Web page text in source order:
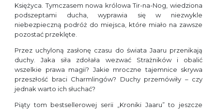
Księżyca. Tymczasem nowa królowa Tir-na-Nog, wiedziona
podszeptami ducha, wyprawia się w niezwykle
niebezpieczną podróż do miejsca, które miało na zawsze
pozostać przeklęte.
Przez uchyloną zasłonę czasu do świata Jaaru przenikają
duchy. Jaka siła zdołała wezwać Strażników i obalić
wszelkie prawa magii? Jakie mroczne tajemnice skrywa
przeszłość braci Charmlingów? Duchy przemówiły – czy
jednak warto ich słuchać?
Piąty tom bestsellerowej serii „Kroniki Jaaru” to jeszcze